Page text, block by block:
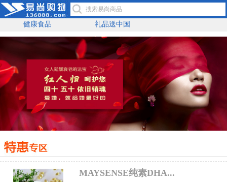
健康食品 礼品送中国
MAYSENSE纯素DHA...